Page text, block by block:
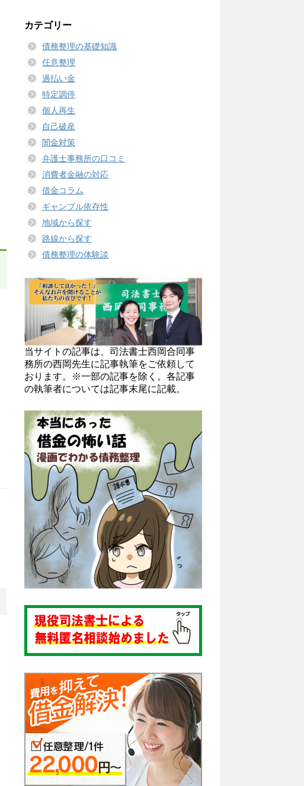
カテゴリー
債務整理の基礎知識
任意整理
過払い金
特定調停
個人再生
自己破産
闇金対策
弁護士事務所の口コミ
消費者金融の対応
借金コラム
ギャンブル依存性
地域から探す
路線から探す
債務整理の体験談
当サイトの記事は、司法書士西岡合同事
務所の西岡先生に記事執筆をご依頼して
おります。※一部の記事を除く。各記事
の執筆者については記事末尾に記載。